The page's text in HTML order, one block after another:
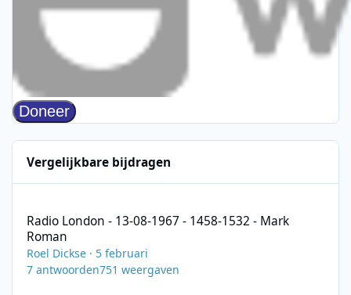
Vergelijkbare bijdragen
Radio London - 13-08-1967 - 1458-1532 - Mark
Roman
Roel Dickse · 5 februari
7 antwoorden751 weergaven